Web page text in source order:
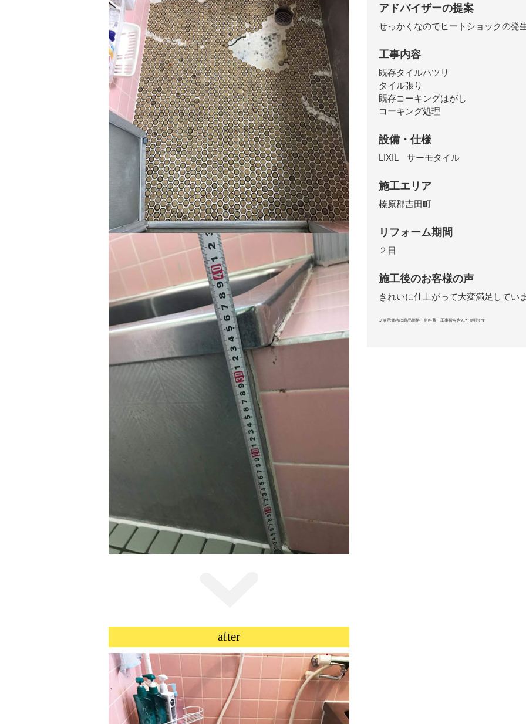
after
アドバイザーの提案
せっかくなのでヒートショックの発
工事内容
既存タイルハツリ
タイル張り
既存コーキングはがし
コーキング処理
設備・仕様
LIXIL サーモタイル
施工エリア
榛原郡吉田町
リフォーム期間
２日
施工後のお客様の声
きれいに仕上がって大変満足してい
※表示価格は商品価格・材料費・工事費を含んだ金額です